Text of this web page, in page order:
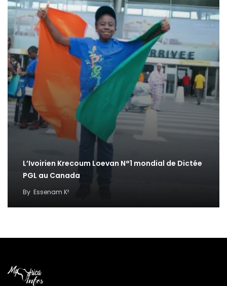
L’Ivoirien Krecoum Loevan N°1 mondial de Dictée
PGL au Canada
By Essenam K²